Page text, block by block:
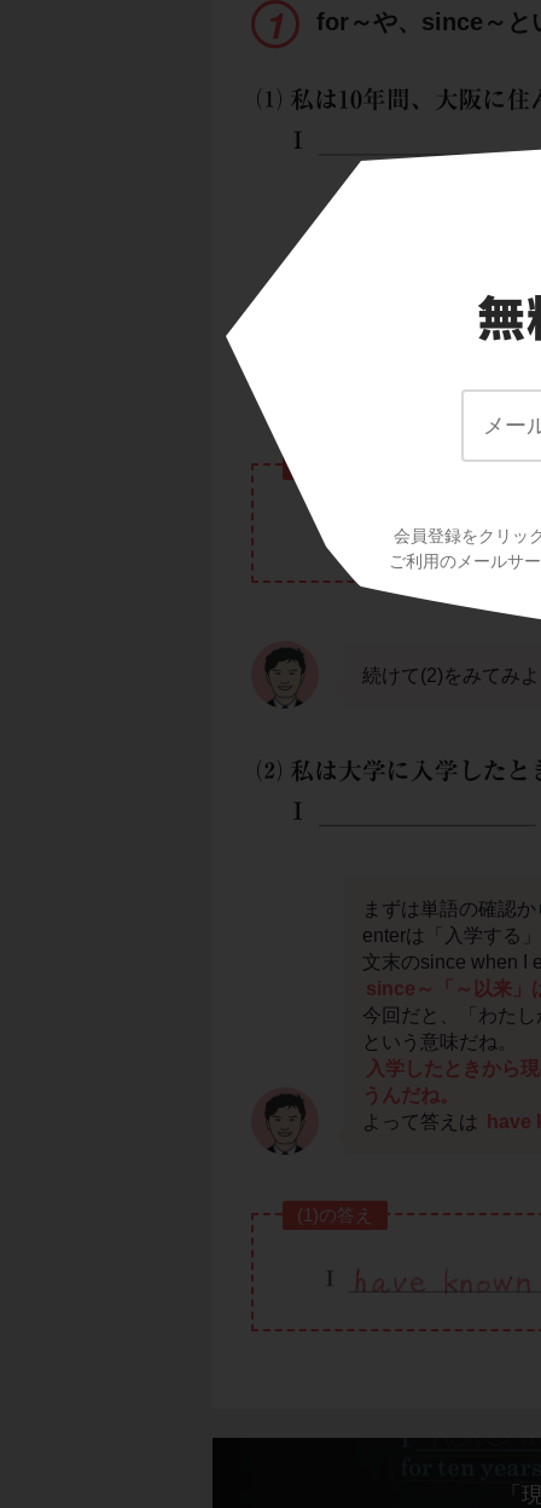
会員登録をクリッ
ご利用のメールサ
for～や、since～と
「過去から
ージにぴったり だ
続けて(2)をみてみ
まずは単語の確認か
enterは「入学する
文末のsince when I
since～「～以来」
今回だと、「わた
という意味だね。
入学したときから
うんだね。
よって答えは
have
(1)の答え
「